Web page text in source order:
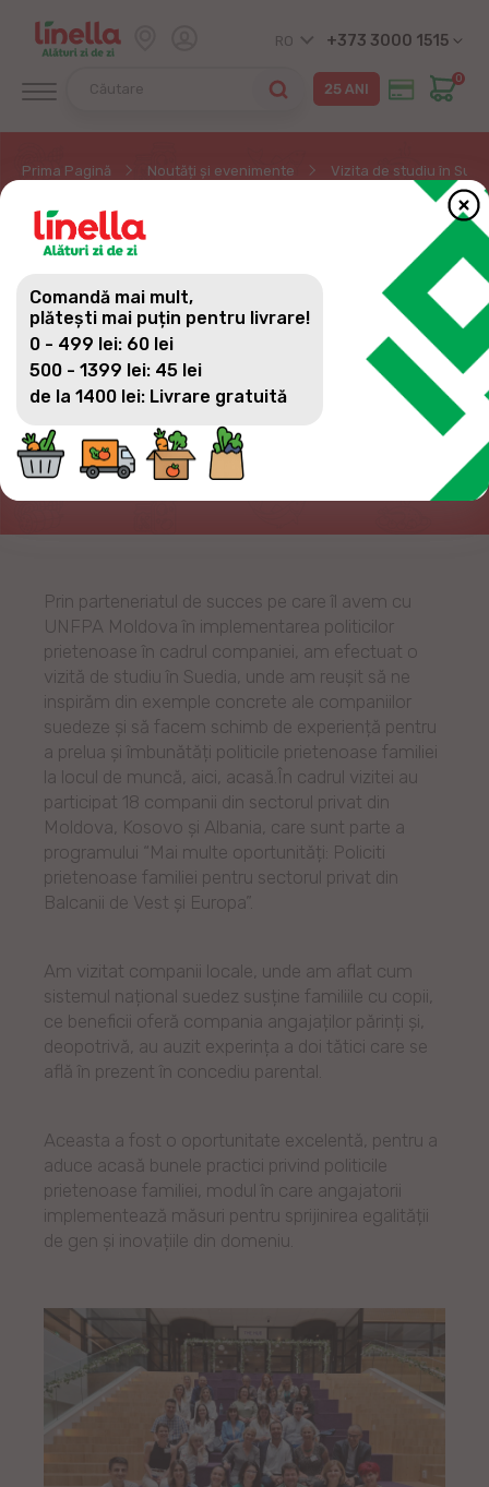
RO +373 3000 1515
0
Prima Pagină Noutăți și evenimente Vizita de studiu în
VIZITA DE STUDIU ÎN
PROGRAMULUI DE
IMPLEMENTARE A
POLITICILOR
PRIETENOASE ÎN
CADRUL COMPANIEI
Prin parteneriatul de succes pe care îl avem cu
UNFPA Moldova în implementarea politicilor
prietenoase în cadrul companiei, am efectuat o
vizită de studiu în Suedia, unde am reușit să ne
inspirăm din exemple concrete ale companiilor
suedeze și să facem schimb de experiență pentru
a prelua și îmbunătăți politicile prietenoase familiei
la locul de muncă, aici, acasă.În cadrul vizitei au
participat 18 companii din sectorul privat din
Moldova, Kosovo și Albania, care sunt parte a
programului “Mai multe oportunități: Policiti
prietenoase familiei pentru sectorul privat din
Balcanii de Vest și Europa”.
Am vizitat companii locale, unde am aflat cum
sistemul național suedez susține familiile cu copii,
ce beneficii oferă compania angajaților părinți și,
deopotrivă, au auzit experința a doi tătici care se
află în prezent în concediu parental.
Aceasta a fost o oportunitate excelentă, pentru a
aduce acasă bunele practici privind politicile
prietenoase familiei, modul în care angajatorii
implementează măsuri pentru sprijinirea egalității
de gen și inovațiile din domeniu.
Comandă mai mult,
plătești mai puțin pentru livrare!
0 - 499 lei: 60 lei
500 - 1399 lei: 45 lei
de la 1400 lei: Livrare gratuită